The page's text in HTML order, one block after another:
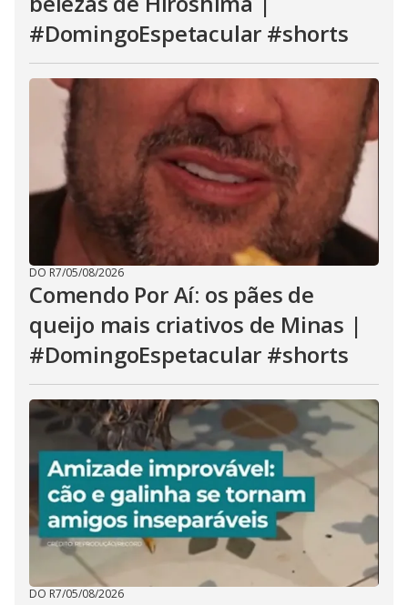
#DomingoEspetacular #shorts
DO R7/05/08/2026
Comendo Por Aí: os pães de
queijo mais criativos de Minas |
#DomingoEspetacular #shorts
DO R7/05/08/2026